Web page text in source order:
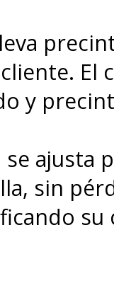
El
y
ajusta
sin
su